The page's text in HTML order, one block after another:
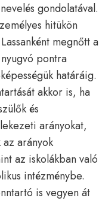
gondolatával.
hitükön
megnőtt a
pontra
határáig.
akkor is, ha
és
arányokat,
arányok
az iskolákban való
intézménybe.
is vegyen át